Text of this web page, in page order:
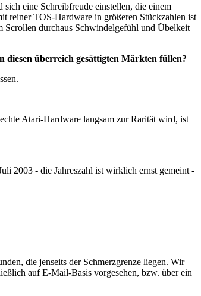
eine Schreibfreude einstellen, die einem
reiner TOS-Hardware in größeren Stückzahlen ist
Scrollen durchaus Schwindelgefühl und Übelkeit
diesen überreich gesättigten Märkten füllen?
Atari-Hardware langsam zur Rarität wird, ist
2003 - die Jahreszahl ist wirklich ernst gemeint -
die jenseits der Schmerzgrenze liegen. Wir
auf E-Mail-Basis vorgesehen, bzw. über ein